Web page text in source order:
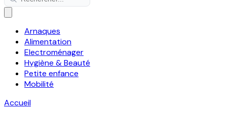
Arnaques
Alimentation
Electroménager
Hygiène & Beauté
Petite enfance
Mobilité
Accueil